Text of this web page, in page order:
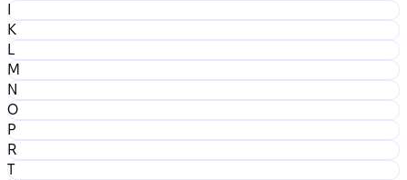
I
K
L
M
N
O
P
R
T